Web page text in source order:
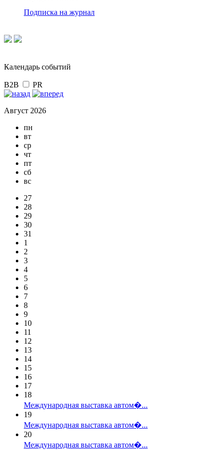
Подписка на журнал
Календарь событий
B2B PR
Август 2026
пн
вт
ср
чт
пт
сб
вс
27
28
29
30
31
1
2
3
4
5
6
7
8
9
10
11
12
13
14
15
16
17
18
Международная выставка автом�...
19
Международная выставка автом�...
20
Международная выставка автом�...